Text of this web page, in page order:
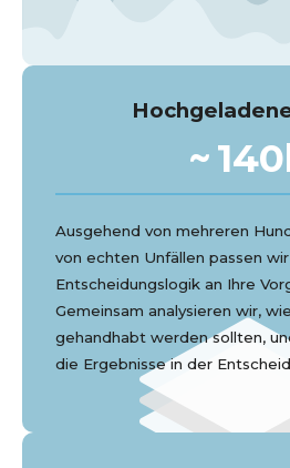
~140
Ausgehend von mehreren
von echten Unfällen passen
Entscheidungslogik an Ihre
Gemeinsam analysieren wir,
gehandhabt werden sollten,
die Ergebnisse in der